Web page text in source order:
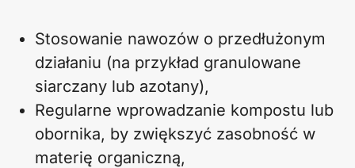
Stosowanie nawozów o przedłużonym
działaniu (na przykład granulowane
siarczany lub azotany),
Regularne wprowadzanie kompostu lub
obornika, by zwiększyć zasobność w
materię organiczną,